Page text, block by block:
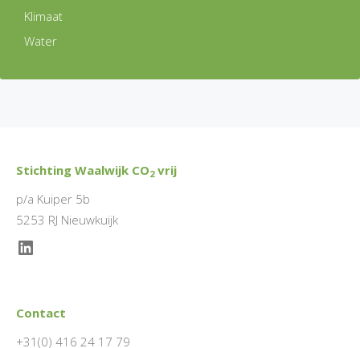
Klimaat
Water
Stichting Waalwijk CO2vrij
p/a Kuiper 5b
5253 RJ Nieuwkuijk
LinkedIn
Contact
+31(0) 416 24 17 79